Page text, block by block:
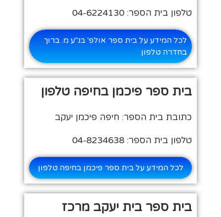
טלפון בית הספר: 04-6224130
לכל המידע על בית ספר אולפ' בנ"ע מ. ברוך
בחדרה טלפון
בית ספר פיכמן בחיפה טלפון
כתובת בית הספר: חיפה פיכמן יעקב
טלפון בית הספר: 04-8234638
לכל המידע על בית ספר פיכמן בחיפה טלפון
בית ספר בית יעקב מרכז